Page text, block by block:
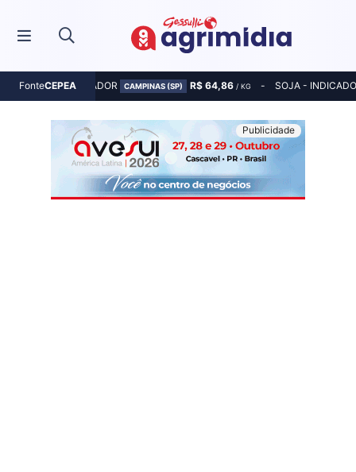
FonteCEPEA
MILHO - INDICADOR CAMPINAS (SP) R$ 64,86 / KG SOJA -